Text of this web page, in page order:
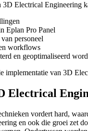
Electrical Engineering
Eplan Pro Panel
personeel
workflows
en geoptimaliseerd
implementatie van 3D
Electrical
vordert hard,
en ook die groei zet